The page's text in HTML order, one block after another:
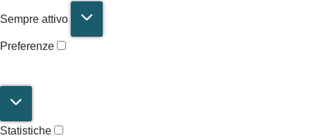
Sempre attivo
Preferenze
Statistiche